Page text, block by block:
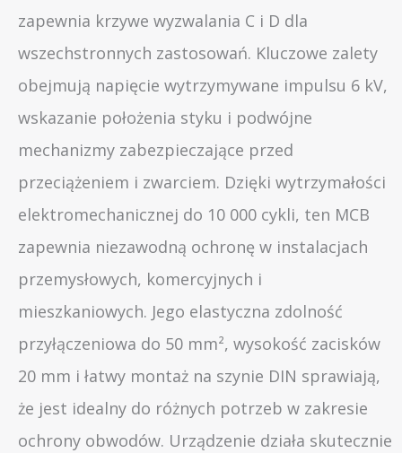
zapewnia krzywe wyzwalania C i D dla
wszechstronnych zastosowań. Kluczowe zalety
obejmują napięcie wytrzymywane impulsu 6 kV,
wskazanie położenia styku i podwójne
mechanizmy zabezpieczające przed
przeciążeniem i zwarciem. Dzięki wytrzymałości
elektromechanicznej do 10 000 cykli, ten MCB
zapewnia niezawodną ochronę w instalacjach
przemysłowych, komercyjnych i
mieszkaniowych. Jego elastyczna zdolność
przyłączeniowa do 50 mm², wysokość zacisków
20 mm i łatwy montaż na szynie DIN sprawiają,
że jest idealny do różnych potrzeb w zakresie
ochrony obwodów. Urządzenie działa skutecznie